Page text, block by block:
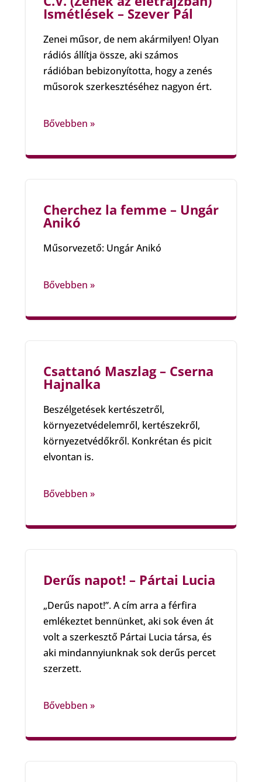
Ismétlések – Szever Pál
Zenei műsor, de nem akármilyen! Olyan
rádiós állítja össze, aki számos
rádióban bebizonyította, hogy a zenés
műsorok szerkesztéséhez nagyon ért.
Bővebben »
Cherchez la femme – Ungár
Anikó
Műsorvezető: Ungár Anikó
Bővebben »
Csattanó Maszlag – Cserna
Hajnalka
Beszélgetések kertészetről,
környezetvédelemről, kertészekről,
környezetvédőkről. Konkrétan és picit
elvontan is.
Bővebben »
Derűs napot! – Pártai Lucia
„Derűs napot!”. A cím arra a férfira
emlékeztet bennünket, aki sok éven át
volt a szerkesztő Pártai Lucia társa, és
aki mindannyiunknak sok derűs percet
szerzett.
Bővebben »